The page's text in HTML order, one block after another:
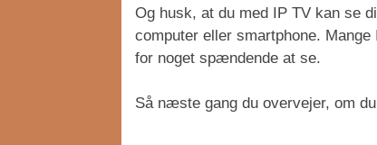
Og husk, at du med IP TV kan se
computer eller smartphone.
for noget spændende at se.
Så næste gang du overvejer, om